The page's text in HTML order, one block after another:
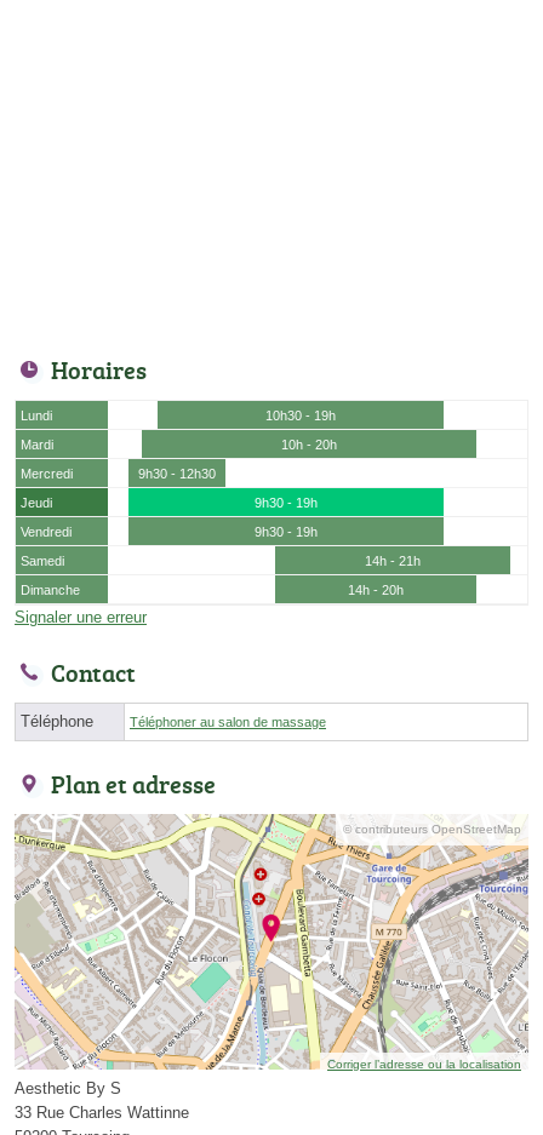
Horaires
Lundi
10h30 - 19h
Mardi
10h - 20h
Mercredi
9h30 - 12h30
Jeudi
9h30 - 19h
Vendredi
9h30 - 19h
Samedi
14h - 21h
Dimanche
14h - 20h
Signaler une erreur
Contact
Téléphone Téléphoner au salon de massage
Plan et adresse
© contributeurs OpenStreetMap
Corriger l’adresse ou la localisation
Aesthetic By S
33 Rue Charles Wattinne